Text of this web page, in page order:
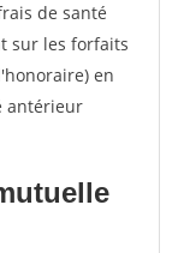
de santé
sur les forfaits
en
antérieur